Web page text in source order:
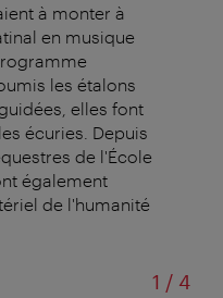
à monter à
en musique
les étalons
elles font
écuries. Depuis
de l'École
également
de l'humanité
1 /sur
4